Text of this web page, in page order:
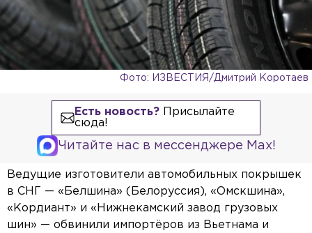
Фото: ИЗВЕСТИЯ/Дмитрий Коротаев
Есть новость?Присылайте
сюда!
Читайте нас в мессенджере Max!
Ведущие изготовители автомобильных покрышек
в СНГ — «Белшина» (Белоруссия), «Омскшина»,
«Кордиант» и «Нижнекамский завод грузовых
шин» — обвинили импортёров из Вьетнама и